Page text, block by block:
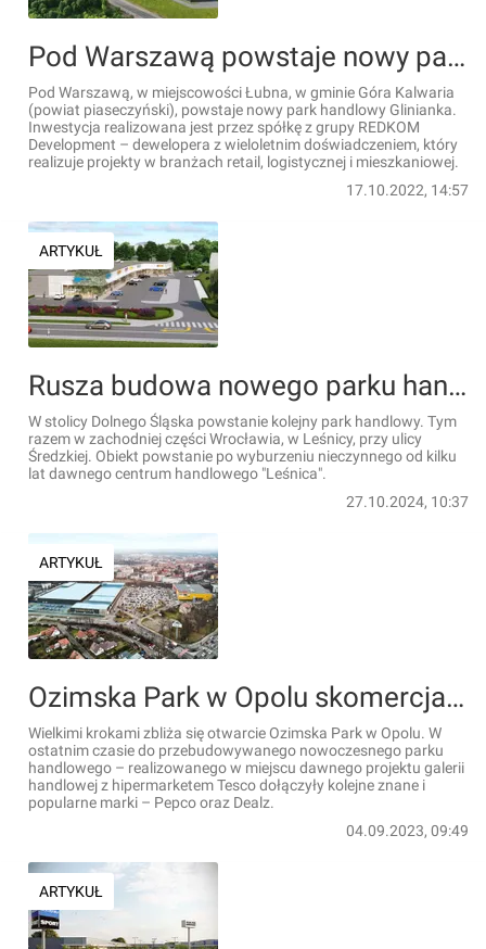
Pod Warszawą powstaje nowy park handlowy Glinianka
Pod Warszawą, w miejscowości Łubna, w gminie Góra Kalwaria
(powiat piaseczyński), powstaje nowy park handlowy Glinianka.
Inwestycja realizowana jest przez spółkę z grupy REDKOM
Development – dewelopera z wieloletnim doświadczeniem, który
realizuje projekty w branżach retail, logistycznej i mieszkaniowej.
17.10.2022, 14:57
ARTYKUŁ
Rusza budowa nowego parku handlowego we Wrocławiu [WIZUALIZACJE]
W stolicy Dolnego Śląska powstanie kolejny park handlowy. Tym
razem w zachodniej części Wrocławia, w Leśnicy, przy ulicy
Średzkiej. Obiekt powstanie po wyburzeniu nieczynnego od kilku
lat dawnego centrum handlowego "Leśnica".
27.10.2024, 10:37
ARTYKUŁ
Ozimska Park w Opolu skomercjalizowany w ponad 95 proc.
Wielkimi krokami zbliża się otwarcie Ozimska Park w Opolu. W
ostatnim czasie do przebudowywanego nowoczesnego parku
handlowego – realizowanego w miejscu dawnego projektu galerii
handlowej z hipermarketem Tesco dołączyły kolejne znane i
popularne marki – Pepco oraz Dealz.
04.09.2023, 09:49
ARTYKUŁ